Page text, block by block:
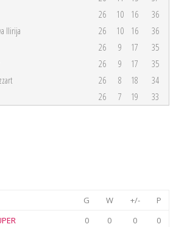
26 10 16
36
Ilirija 26 10 16
36
26 9 17
35
26 9 17
35
26 8 18
34
26 7 19 33
G W +/-
P
0 0 0
0